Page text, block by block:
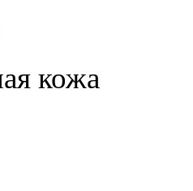
кожа